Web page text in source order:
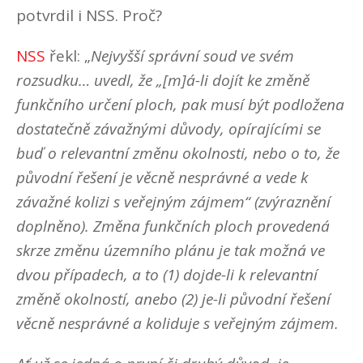
potvrdil i NSS. Proč?
NSS řekl: „Nejvyšší správní soud ve svém
rozsudku… uvedl, že „[m]á-li dojít ke změně
funkčního určení ploch, pak musí být podložena
dostatečně závažnými důvody, opírajícími se
buď o relevantní změnu okolnosti, nebo o to, že
původní řešení je věcně nesprávné a vede k
závažné kolizi s veřejným zájmem“ (zvýraznění
doplněno). Změna funkčních ploch provedená
skrze změnu územního plánu je tak možná ve
dvou případech, a to (1) dojde-li k relevantní
změně okolností, anebo (2) je-li původní řešení
věcně nesprávné a koliduje s veřejným zájmem.